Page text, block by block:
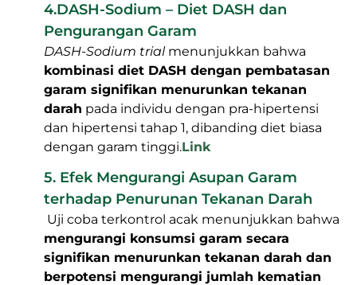
4.DASH-Sodium – Diet DASH dan
Pengurangan Garam
DASH-Sodium trialmenunjukkan bahwa
kombinasi diet DASH dengan pembatasan
garam signifikan menurunkan tekanan
darah pada individu dengan pra-hipertensi
dan hipertensi tahap 1, dibanding diet biasa
dengan garam tinggi.Link
5. Efek Mengurangi Asupan Garam
terhadap Penurunan Tekanan Darah
Uji coba terkontrol acak menunjukkan bahwa
mengurangi konsumsi garam secara
signifikan menurunkan tekanan darah dan
berpotensi mengurangi jumlah kematian